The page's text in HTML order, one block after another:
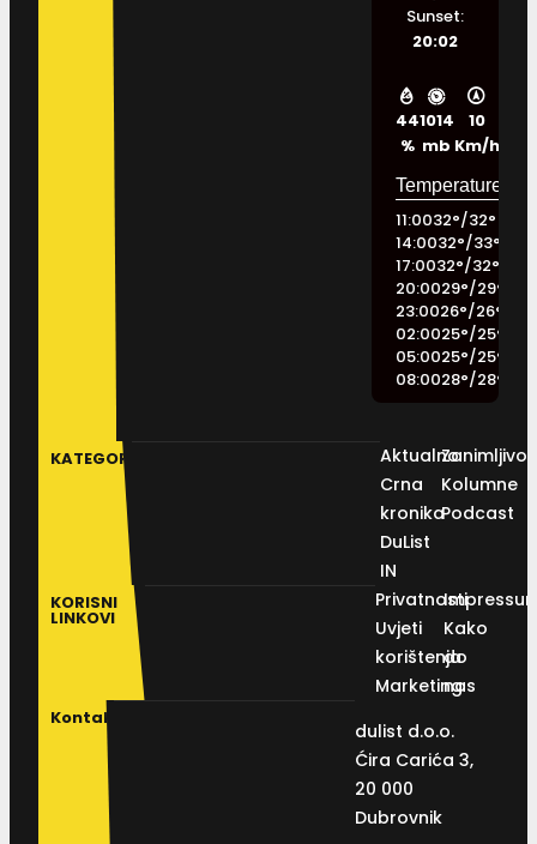
44
%
1014
mb
10
Km/h
Sunset:
20:02
11:0032°/32°
14:0032°/33°
17:0032°/32°
20:0029°/29°
23:0026°/26°
02:0025°/25°
05:0025°/25°
08:0028°/28°
KATEGORIJE
Aktualno
Crna
kronika
DuList
IN
Kolumne
Podcast
KORISNI
LINKOVI
Privatnosti
Uvjeti
korištenja
Marketing
Kako
do
nas
Kontakt
dulist d.o.o.
Ćira Carića 3,
20 000
Dubrovnik